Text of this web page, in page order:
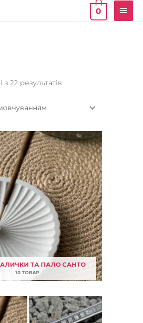
0
22 результатів
ТА ПАЛО САНТО
10 ТОВАР